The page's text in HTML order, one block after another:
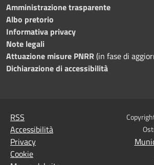
Amministrazione trasparente
Albo pretorio
Informativa privacy
Note legali
Attuazione misure PNRR(in fase di
Dichiarazione di accessibilità
RSS
Accessibilità
Privacy
Cookie